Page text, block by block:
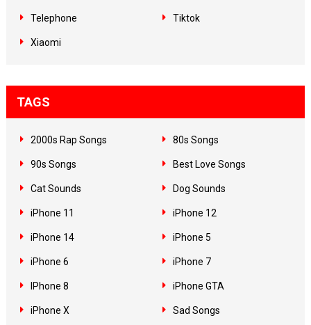
Telephone Tiktok
Xiaomi
TAGS
2000s Rap Songs 80s Songs
90s Songs Best Love Songs
Cat Sounds Dog Sounds
iPhone 11 iPhone 12
iPhone 14 iPhone 5
iPhone 6 iPhone 7
IPhone 8 iPhone GTA
iPhone X Sad Songs